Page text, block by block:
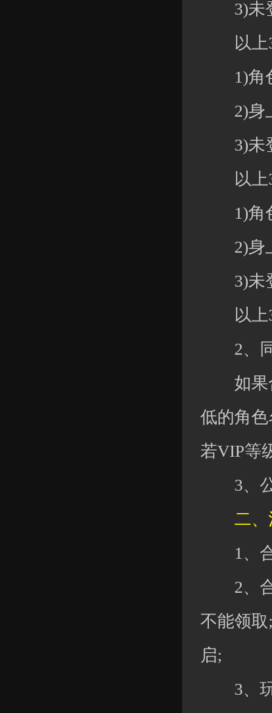
3)未登
以上3
1)角
2)身
3)未登
以上3
1)角色
2)身上
3)未登
以上3
2、同
如果合
低的角
若VIP等
3、公
二、
1、合
2、合
不能领
启;
3、玩